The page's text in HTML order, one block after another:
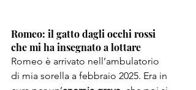
Romeo: il gatto dagli occhi rossi
che mi ha insegnato a lottare
Romeo è arrivato nell’ambulatorio
di mia sorella a febbraio 2025. Era in